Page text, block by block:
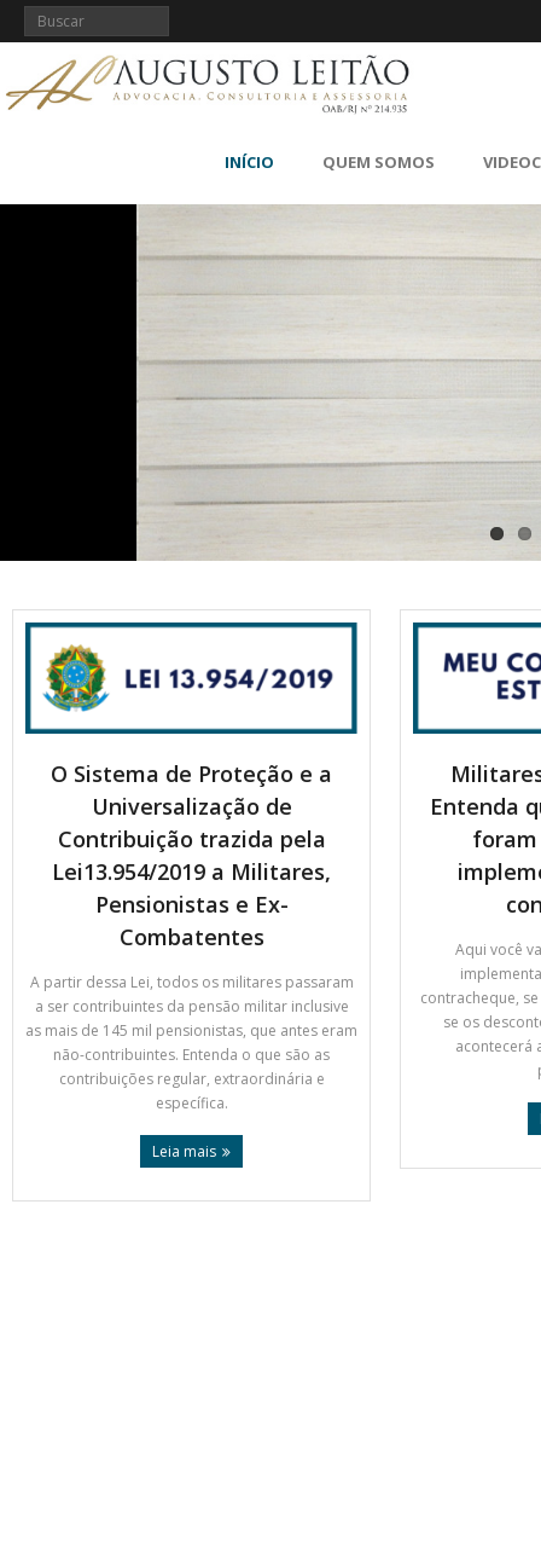
INÍCIO QUEM SOMOS
O Sistema de Proteção e a
Universalização de
Contribuição trazida pela
Lei13.954/2019 a Militares,
Pensionistas e Ex-
Combatentes
A partir dessa Lei, todos os militares passaram
a ser contribuintes da pensão militar inclusive
as mais de 145 mil pensionistas, que antes eram
não-contribuintes. Entenda o que são as
contribuições regular, extraordinária e
específica.
Leia mais
Entenda
foram
Aqui você
contracheque,
se os
acontecerá